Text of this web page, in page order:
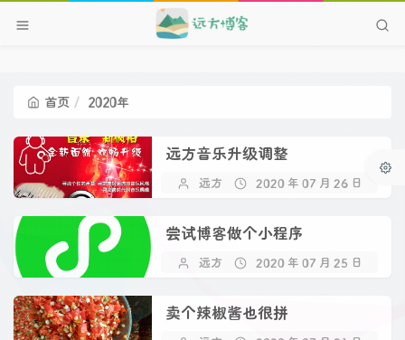
首页 2020年
远方音乐升级调整
远方 2020 年 07 月 26 日
尝试博客做个小程序
远方 2020 年 07 月 25 日
卖个辣椒酱也很拼